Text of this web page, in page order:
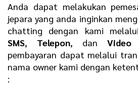
Anda dapat melakukan
jepara yang anda inginkan
chatting dengan kami
SMS, Telepon, dan Video
pembayaran dapat melalui
nama owner kami dengan
: